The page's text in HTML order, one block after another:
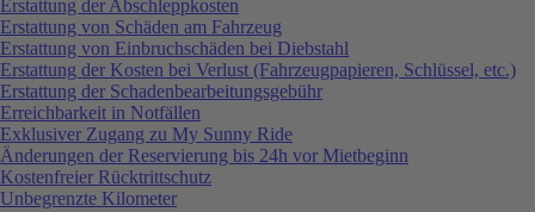
Erstattung der Abschleppkosten
Erstattung von Schäden am Fahrzeug
Erstattung von Einbruchschäden bei Diebstahl
Erstattung der Kosten bei Verlust (Fahrzeugpapieren, Schlüssel, etc.)
Erstattung der Schadenbearbeitungsgebühr
Erreichbarkeit in Notfällen
Exklusiver Zugang zu My Sunny Ride
Änderungen der Reservierung bis 24h vor Mietbeginn
Kostenfreier Rücktrittschutz
Unbegrenzte Kilometer